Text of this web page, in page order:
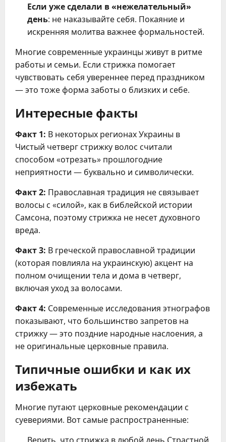
Если уже сделали в «нежелательный»
день: не наказывайте себя. Покаяние и
искренняя молитва важнее формальностей.
Многие современные украинцы живут в ритме
работы и семьи. Если стрижка помогает
чувствовать себя увереннее перед праздником
— это тоже форма заботы о близких и себе.
Интересные факты
Факт 1: В некоторых регионах Украины в
Чистый четверг стрижку волос считали
способом «отрезать» прошлогодние
неприятности — буквально и символически.
Факт 2: Православная традиция не связывает
волосы с «силой», как в библейской истории
Самсона, поэтому стрижка не несет духовного
вреда.
Факт 3: В греческой православной традиции
(которая повлияла на украинскую) акцент на
полном очищении тела и дома в четверг,
включая уход за волосами.
Факт 4: Современные исследования этнографов
показывают, что большинство запретов на
стрижку — это поздние народные наслоения, а
не оригинальные церковные правила.
Типичные ошибки и как их
избежать
Многие путают церковные рекомендации с
суевериями. Вот самые распространенные: